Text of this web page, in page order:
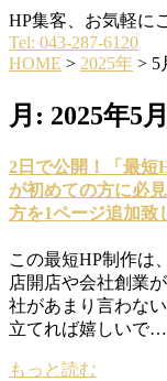
HP集客、お気軽に
Tel: 043-287-6120
HOME > 2025年 > 5
月: 2025年5月
2日で公開！「最短
が初めての方に必
方を1ページ追加致
この最短HP制作は
店開店や会社創業
社があまり言わな
立てれば嬉しいで…
もっと読む